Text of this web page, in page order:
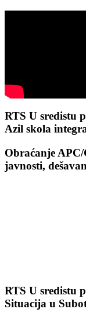
RTS U sredistu
Azil skola
Obraćanje
javnosti,
RTS U sredistu
Situacija u